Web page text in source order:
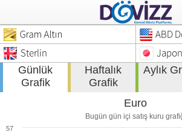
Günlük
Grafik
Haftalık
Grafik
Aylık
Euro
Bugün gün içi satış kuru
57